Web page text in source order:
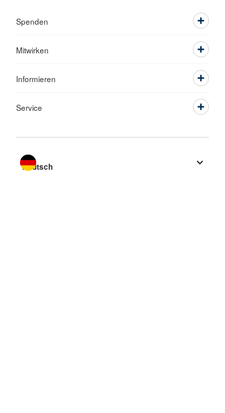
Spenden
Mitwirken
Informieren
Service
Sprache wechseln zu